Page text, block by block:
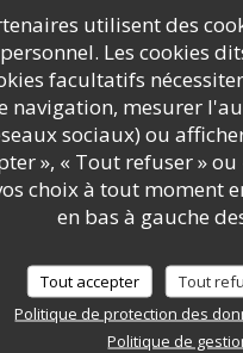
utilisent des
Les cookies
facultatifs
navigation, mesurer
sociaux) ou
», « Tout refuser »
choix à tout moment
en bas à gauche
Tout accepter Tout
Politique de protection des
Politique de